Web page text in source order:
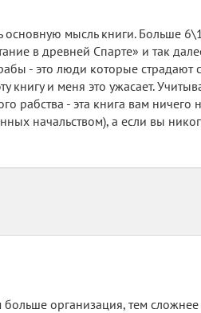
основную мысль книги. Больше
в древней Спарте» и так
- это люди которые страдают
книгу и меня это ужасает.
- эта книга вам ничего
начальством), а если вы
организация, тем сложнее